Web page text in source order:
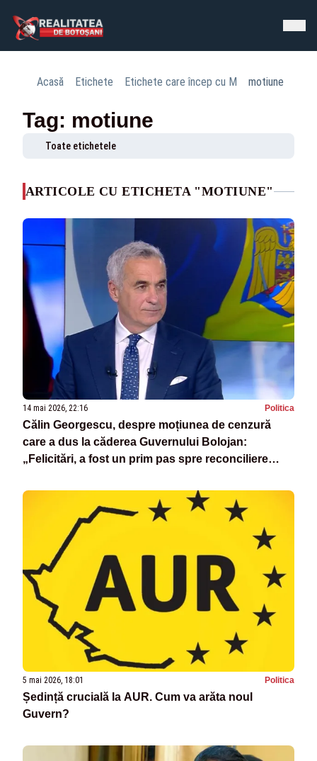
Acasă Etichete Etichete care încep cu M motiune
Tag: motiune
Toate etichetele
ARTICOLE CU ETICHETA "MOTIUNE"
14 mai 2026, 22:16 Politica
Călin Georgescu, despre moțiunea de cenzură
care a dus la căderea Guvernului Bolojan:
„Felicitări, a fost un prim pas spre reconciliere
5 mai 2026, 18:01 Politica
Ședință crucială la AUR. Cum va arăta noul
Guvern?